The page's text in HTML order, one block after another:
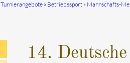
Turnierangebote Betriebssport Mannschafts-
14.